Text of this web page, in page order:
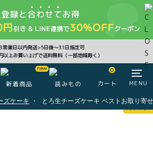
3営業日以内発送>5日後〜31日指定可
以上お買い上げで送料無料（一部地域除く）
新着商品 読みもの
0
カート MENU
CLOSE
0
ズケーキ とろ生チーズケーキ ベストお取り寄